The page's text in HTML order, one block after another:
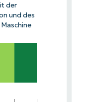
der
und des